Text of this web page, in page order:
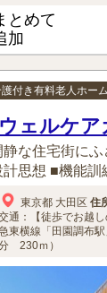
とめて
加
付き有料老人ホーム
ウェルケア
静な住宅街に
計思想 ■機能訓
東京都 大田区 住
通：【徒歩でお越し
東横線「田園調布
230ｍ）